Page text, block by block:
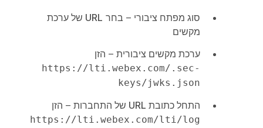
סוג מפתח ציבורי – בחר
URL של ערכת
מקשים
ערכת מקשים ציבורית – הזן
https://lti.webex.com/.sec-
keys/jwks.json
התחל כתובת URL של התחברות – הזן
https://lti.webex.com/lti/log